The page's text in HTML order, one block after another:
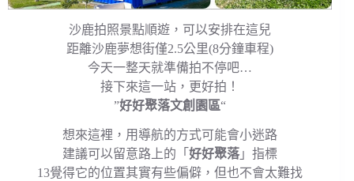
沙鹿拍照景點順遊，可以安排在這兒
距離沙鹿夢想街僅2.5公里(8分鐘車程)
今天一整天就準備拍不停吧…
接下來這一站，更好拍！
”好好聚落文創園區“
想來這裡，用導航的方式可能會小迷路
建議可以留意路上的「好好聚落」指標
13覺得它的位置其實有些偏僻，但也不會太難找